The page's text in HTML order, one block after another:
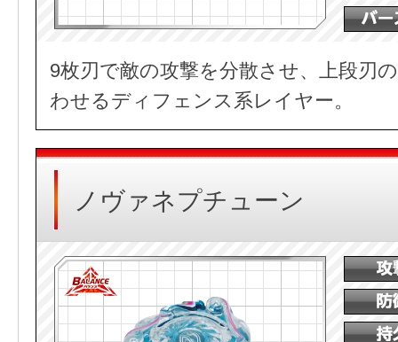
9枚刃で敵の攻撃を分散させ、上段刃
わせるディフェンス系レイヤー。
ノヴァネプチューン